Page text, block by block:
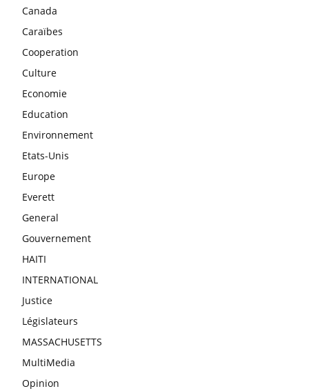
Canada
Caraïbes
Cooperation
Culture
Economie
Education
Environnement
Etats-Unis
Europe
Everett
General
Gouvernement
HAITI
INTERNATIONAL
Justice
Législateurs
MASSACHUSETTS
MultiMedia
Opinion